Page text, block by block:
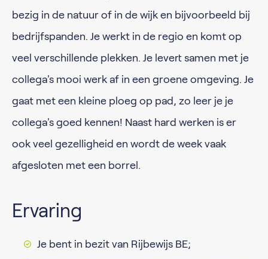
bezig in de natuur of in de wijk en bijvoorbeeld bij
bedrijfspanden. Je werkt in de regio en komt op
veel verschillende plekken. Je levert samen met je
collega's mooi werk af in een groene omgeving. Je
gaat met een kleine ploeg op pad, zo leer je je
collega's goed kennen! Naast hard werken is er
ook veel gezelligheid en wordt de week vaak
afgesloten met een borrel.
Ervaring
Je bent in bezit van Rijbewijs BE;